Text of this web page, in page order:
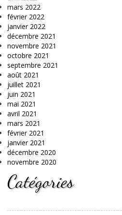
mars 2022
février 2022
janvier 2022
décembre 2021
novembre 2021
octobre 2021
septembre 2021
août 2021
juillet 2021
juin 2021
mai 2021
avril 2021
mars 2021
février 2021
janvier 2021
décembre 2020
novembre 2020
Catégories